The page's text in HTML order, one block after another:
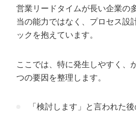
営業リードタイムが長い企業の
当の能力ではなく、プロセス設
ックを抱えています。
ここでは、特に発生しやすく、
つの要因を整理します。
「検討します」と言われた